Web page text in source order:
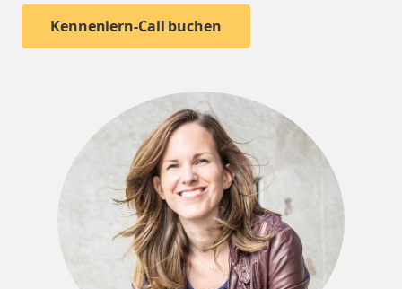
Kennenlern-Call buchen